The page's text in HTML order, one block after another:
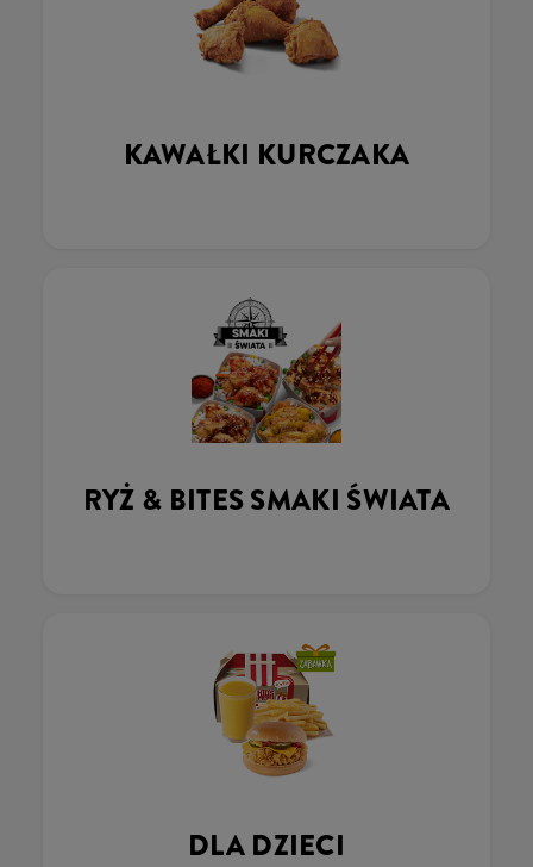
KAWAŁKI KURCZAKA
RYŻ & BITES SMAKI ŚWIATA
DLA DZIECI